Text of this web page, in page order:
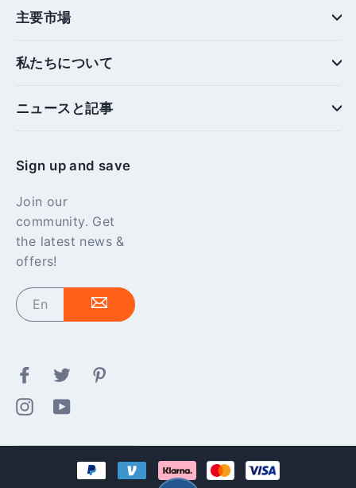
主要市場
私たちについて
ニュースと記事
Sign up and save
Join our
community. Get
the latest news &
offers!
Enter
your
Facebook
Twitter
Instagram